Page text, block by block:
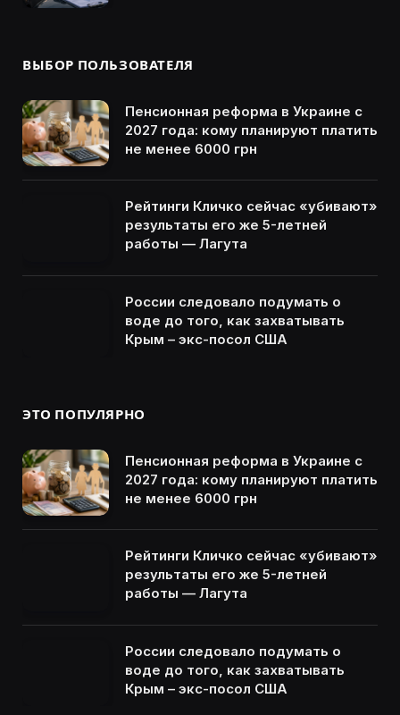
ВЫБОР ПОЛЬЗОВАТЕЛЯ
Пенсионная реформа в Украине с
2027 года: кому планируют платить
не менее 6000 грн
Рейтинги Кличко сейчас «убивают»
результаты его же 5-летней
работы — Лагута
России следовало подумать о
воде до того, как захватывать
Крым – экс-посол США
ЭТО ПОПУЛЯРНО
Пенсионная реформа в Украине с
2027 года: кому планируют платить
не менее 6000 грн
Рейтинги Кличко сейчас «убивают»
результаты его же 5-летней
работы — Лагута
России следовало подумать о
воде до того, как захватывать
Крым – экс-посол США